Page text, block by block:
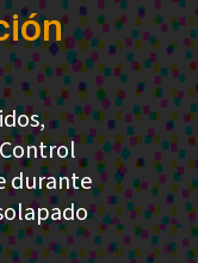
durante